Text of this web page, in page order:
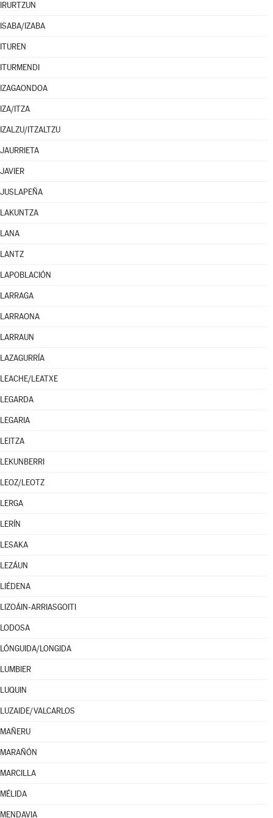
IRURTZUN
ISABA/IZABA
ITUREN
ITURMENDI
IZAGAONDOA
IZA/ITZA
IZALZU/ITZALTZU
JAURRIETA
JAVIER
JUSLAPEÑA
LAKUNTZA
LANA
LANTZ
LAPOBLACIÓN
LARRAGA
LARRAONA
LARRAUN
LAZAGURRÍA
LEACHE/LEATXE
LEGARDA
LEGARIA
LEITZA
LEKUNBERRI
LEOZ/LEOTZ
LERGA
LERÍN
LESAKA
LEZÁUN
LIÉDENA
LIZOÁIN-ARRIASGOITI
LODOSA
LÓNGUIDA/LONGIDA
LUMBIER
LUQUIN
LUZAIDE/VALCARLOS
MAÑERU
MARAÑÓN
MARCILLA
MÉLIDA
MENDAVIA